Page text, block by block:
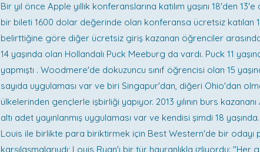
Bir yıl önce Apple yıllık konferanslarına katılım yaşını 18'den
bir bileti 1600 dolar değerinde olan konferansa ücretsiz katılan
belirttiğine göre diğer ücretsiz giriş kazanan öğrenciler
14 yaşında olan Hollandalı Puck Meeburg da vardı. Puck 11
yapmıştı . Woodmere'de dokuzuncu sınıf öğrencisi olan 15
sayıda uygulaması var ve biri Singapur'dan, diğeri Ohio'dan
ülkelerinden gençlerle işbirliği yapıyor. 2013 yılının burs
altı adet yayınlanmış uygulaması var ve kendisi şimdi 18
Louis ile birlikte para biriktirmek için Best Western'de bir odayı
karşılaşmalarıydı; Louis Ryan'ı bir tür hayranlıkla izliyordu: "Her